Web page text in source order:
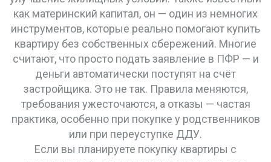
как материнский капитал, он — один из немногих
инструментов, которые реально помогают купить
квартиру без собственных сбережений. Многие
считают, что просто подать заявление в ПФР — и
деньги автоматически поступят на счёт
застройщика. Это не так. Правила меняются,
требования ужесточаются, а отказы — частая
практика, особенно при покупке у родственников
или при переуступке ДДУ.
Если вы планируете покупку квартиры с